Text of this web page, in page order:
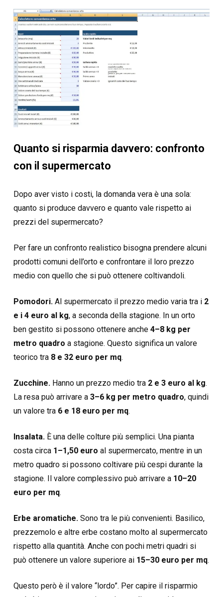
Quanto si risparmia davvero: confronto
con il supermercato
Dopo aver visto i costi, la domanda vera è una sola:
quanto si produce davvero e quanto vale rispetto ai
prezzi del supermercato?
Per fare un confronto realistico bisogna prendere alcuni
prodotti comuni dell’orto e confrontare il loro prezzo
medio con quello che si può ottenere coltivandoli.
Pomodori. Al supermercato il prezzo medio varia tra i 2
e i 4 euro al kg, a seconda della stagione. In un orto
ben gestito si possono ottenere anche 4–8 kg per
metro quadro a stagione. Questo significa un valore
teorico tra 8 e 32 euro per mq.
Zucchine. Hanno un prezzo medio tra 2 e 3 euro al kg.
La resa può arrivare a 3–6 kg per metro quadro, quindi
un valore tra 6 e 18 euro per mq.
Insalata. È una delle colture più semplici. Una pianta
costa circa 1–1,50 euro al supermercato, mentre in un
metro quadro si possono coltivare più cespi durante la
stagione. Il valore complessivo può arrivare a 10–20
euro per mq.
Erbe aromatiche. Sono tra le più convenienti. Basilico,
prezzemolo e altre erbe costano molto al supermercato
rispetto alla quantità. Anche con pochi metri quadri si
può ottenere un valore superiore ai 15–30 euro per mq.
Questo però è il valore “lordo”. Per capire il risparmio